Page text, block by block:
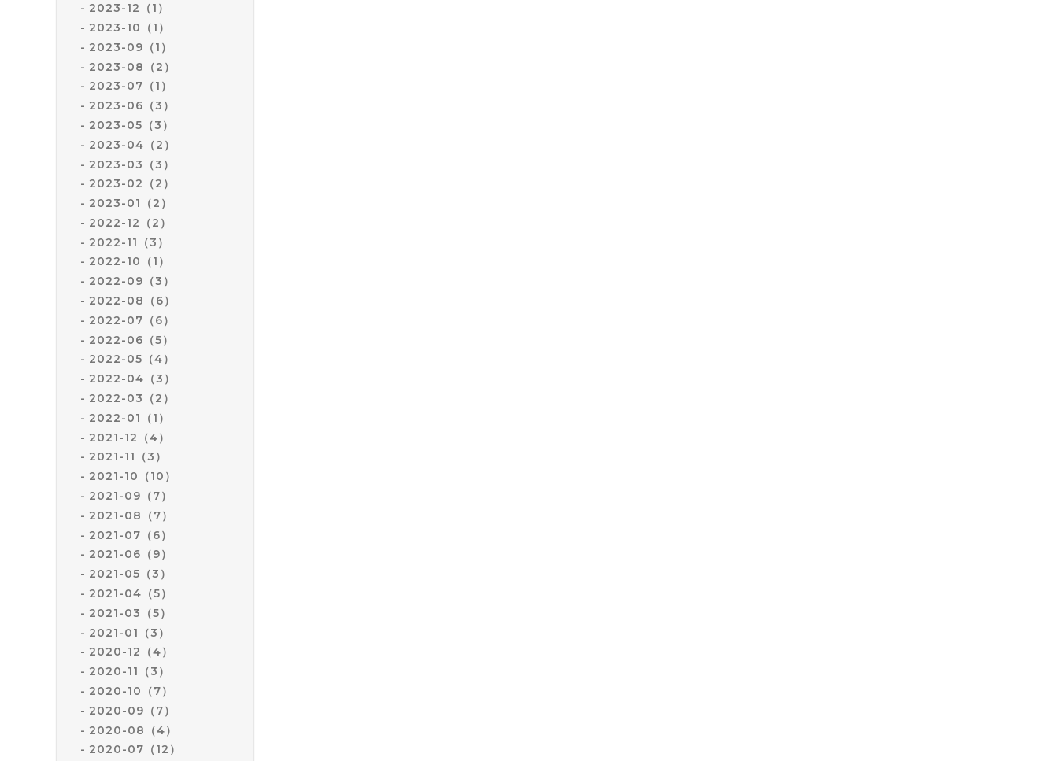
2023-12（1）
2023-10（1）
2023-09（1）
2023-08（2）
2023-07（1）
2023-06（3）
2023-05（3）
2023-04（2）
2023-03（3）
2023-02（2）
2023-01（2）
2022-12（2）
2022-11（3）
2022-10（1）
2022-09（3）
2022-08（6）
2022-07（6）
2022-06（5）
2022-05（4）
2022-04（3）
2022-03（2）
2022-01（1）
2021-12（4）
2021-11（3）
2021-10（10）
2021-09（7）
2021-08（7）
2021-07（6）
2021-06（9）
2021-05（3）
2021-04（5）
2021-03（5）
2021-01（3）
2020-12（4）
2020-11（3）
2020-10（7）
2020-09（7）
2020-08（4）
2020-07（12）